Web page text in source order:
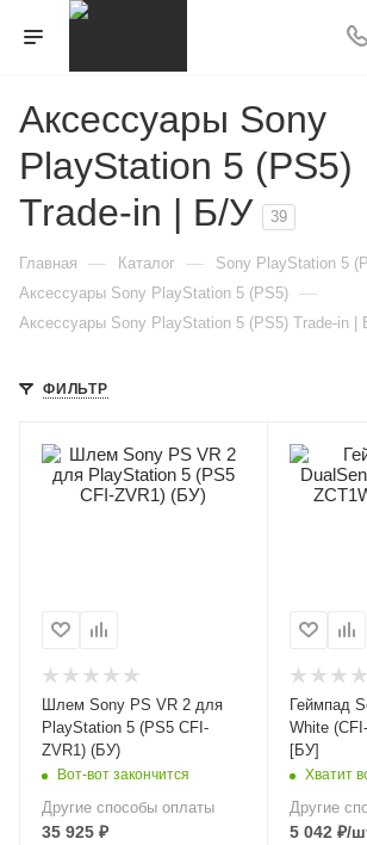
Аксессуары Sony
PlayStation 5 (PS5)
Trade-in | Б/У
39
Главная — Каталог — Sony PlayStation 5
Аксессуары Sony PlayStation 5 (PS5) —
Аксессуары Sony PlayStation 5 (PS5) Trade-in |
ФИЛЬТР
Шлем Sony PS VR 2 для
PlayStation 5 (PS5 CFI-
ZVR1) (БУ)
Вот-вот закончится
Другие способы оплаты
35 925 ₽
Геймпад
White
[БУ]
Хватит
Другие
5 042 ₽/